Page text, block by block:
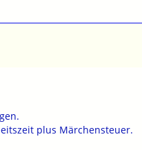
plus Märchensteuer.